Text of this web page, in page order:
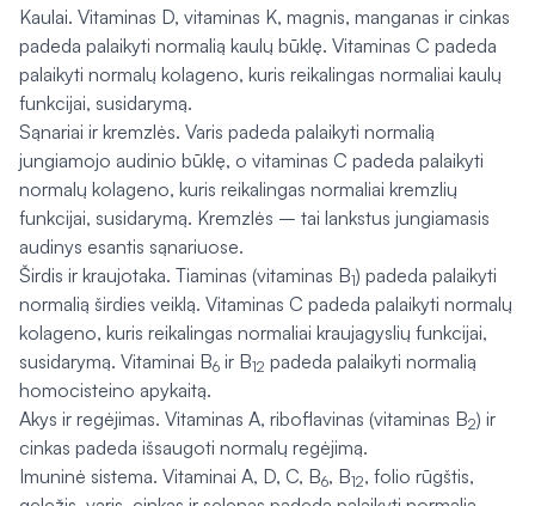
Kaulai. Vitaminas D, vitaminas K, magnis, manganas ir cinkas
padeda palaikyti normalią kaulų būklę. Vitaminas C padeda
palaikyti normalų kolageno, kuris reikalingas normaliai kaulų
funkcijai, susidarymą.
Sąnariai ir kremzlės. Varis padeda palaikyti normalią
jungiamojo audinio būklę, o vitaminas C padeda palaikyti
normalų kolageno, kuris reikalingas normaliai kremzlių
funkcijai, susidarymą. Kremzlės – tai lankstus jungiamasis
audinys esantis sąnariuose.
Širdis ir kraujotaka. Tiaminas (vitaminas B1) padeda palaikyti
normalią širdies veiklą. Vitaminas C padeda palaikyti normalų
kolageno, kuris reikalingas normaliai kraujagyslių funkcijai,
susidarymą. Vitaminai B6 ir B12 padeda palaikyti normalią
homocisteino apykaitą.
Akys ir regėjimas. Vitaminas A, riboflavinas (vitaminas B2) ir
cinkas padeda išsaugoti normalų regėjimą.
Imuninė sistema. Vitaminai A, D, C, B6, B12, folio rūgštis,